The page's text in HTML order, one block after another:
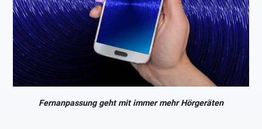
Fernanpassung geht mit immer mehr Hörgeräten